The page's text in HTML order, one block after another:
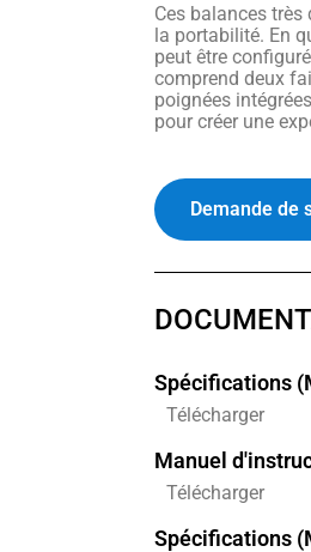
Ces balances
la portabilité. En
peut être
comprend deux
poignées
pour créer une
Demande de
Spécifications
Télécharger
Manuel
Télécharger
Spécifications